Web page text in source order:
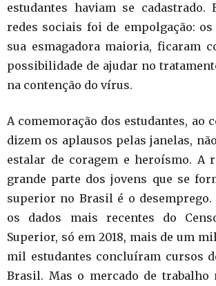
estudantes haviam se cadastrado.
redes sociais foi de empolgação: os
sua esmagadora maioria, ficaram
possibilidade de ajudar no
na contenção do vírus.
A comemoração dos estudantes, ao
dizem os aplausos pelas janelas,
estalar de coragem e heroísmo. A
grande parte dos jovens que se
superior no Brasil é o desemprego.
os dados mais recentes do
Superior, só em 2018, mais de um
mil estudantes concluíram cursos
Brasil. Mas o mercado de trabalho